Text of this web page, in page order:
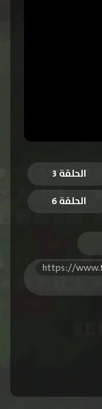
الحلقة 3
الحلقة 6
https://